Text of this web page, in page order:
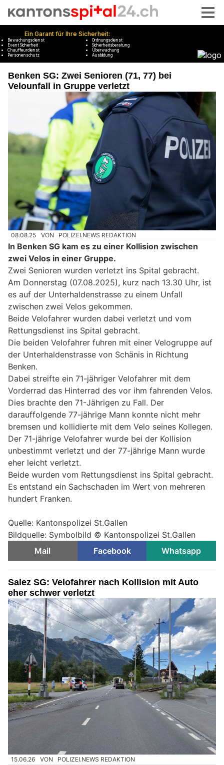
Benken SG: Zwei Senioren (71, 77) bei
Velounfall in Gruppe verletzt
08.08.25 VON POLIZEI.NEWS REDAKTION
In Benken SG kam es zu einer Kollision zwischen
zwei Velos in einer Gruppe.
Zwei Senioren wurden verletzt ins Spital gebracht.
Am Donnerstag (07.08.2025), kurz nach 13.30 Uhr, ist
es auf der Unterhaldenstrasse zu einem Unfall
zwischen zwei Velos gekommen.
Beide Velofahrer wurden dabei verletzt und vom
Rettungsdienst ins Spital gebracht.
Die beiden Velofahrer fuhren mit einer Velogruppe auf
der Unterhaldenstrasse von Schänis in Richtung
Benken.
Dabei streifte ein 71-jähriger Velofahrer mit dem
Vorderrad das Hinterrad des vor ihm fahrenden Velos.
Dies brachte den 71-Jährigen zu Fall. Der
darauffolgende 77-jährige Mann konnte nicht mehr
bremsen und kollidierte mit dem Velo seines Kollegen.
Der 71-jährige Velofahrer wurde bei der Kollision
unbestimmt verletzt und der 77-jährige Mann wurde
eher leicht verletzt.
Beide wurden vom Rettungsdienst ins Spital gebracht.
Es entstand ein Sachschaden im Wert von mehreren
hundert Franken.
Quelle: Kantonspolizei St.Gallen
Bildquelle: Symbolbild © Kantonspolizei St.Gallen
Mail
Facebook Whatsapp
Salez SG: Velofahrer nach Kollision mit Auto
eher schwer verletzt
15.06.26 VON POLIZEI.NEWS REDAKTION